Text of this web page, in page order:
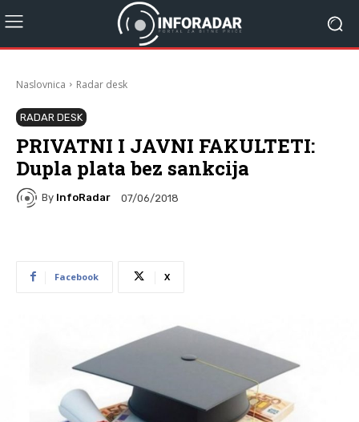
Naslovnica Radar desk
RADAR DESK
PRIVATNI I JAVNI FAKULTETI:
Dupla plata bez sankcija
By InfoRadar 07/06/2018
Facebook X